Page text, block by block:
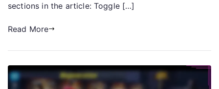
sections in the article: Toggle […]
Read More